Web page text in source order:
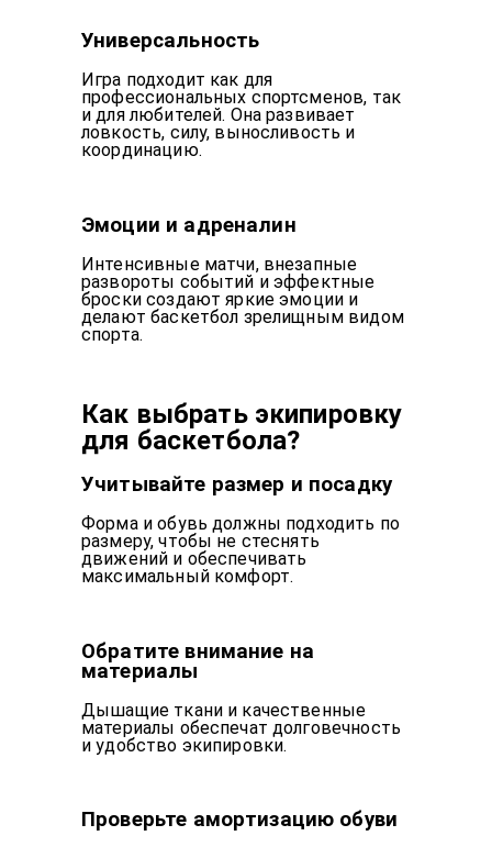
Универсальность
Игра подходит как для
профессиональных спортсменов, так
и для любителей. Она развивает
ловкость, силу, выносливость и
координацию.
Эмоции и адреналин
Интенсивные матчи, внезапные
развороты событий и эффектные
броски создают яркие эмоции и
делают баскетбол зрелищным видом
спорта.
Как выбрать экипировку
для баскетбола?
Учитывайте размер и посадку
Форма и обувь должны подходить по
размеру, чтобы не стеснять
движений и обеспечивать
максимальный комфорт.
Обратите внимание на
материалы
Дышащие ткани и качественные
материалы обеспечат долговечность
и удобство экипировки.
Проверьте амортизацию обуви